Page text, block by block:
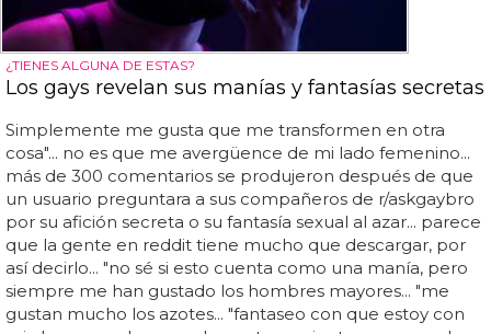
¿TIENES ALGUNA DE ESTAS?
Los gays revelan sus manías y fantasías secretas
Simplemente me gusta que me transformen en otra
cosa"... no es que me avergüence de mi lado femenino...
más de 300 comentarios se produjeron después de que
un usuario preguntara a sus compañeros de r/askgaybro
por su afición secreta o su fantasía sexual al azar... parece
que la gente en reddit tiene mucho que descargar, por
así decirlo... "no sé si esto cuenta como una manía, pero
siempre me han gustado los hombres mayores... "me
gustan mucho los azotes... "fantaseo con que estoy con